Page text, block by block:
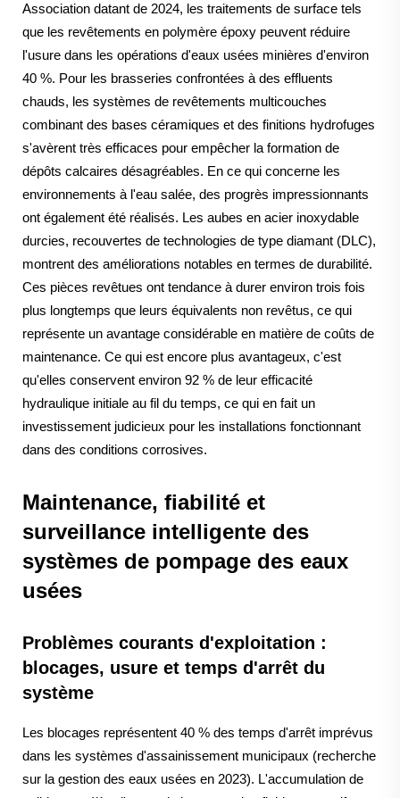
Association datant de 2024, les traitements de surface tels
que les revêtements en polymère époxy peuvent réduire
l'usure dans les opérations d'eaux usées minières d'environ
40 %. Pour les brasseries confrontées à des effluents
chauds, les systèmes de revêtements multicouches
combinant des bases céramiques et des finitions hydrofuges
s'avèrent très efficaces pour empêcher la formation de
dépôts calcaires désagréables. En ce qui concerne les
environnements à l'eau salée, des progrès impressionnants
ont également été réalisés. Les aubes en acier inoxydable
durcies, recouvertes de technologies de type diamant (DLC),
montrent des améliorations notables en termes de durabilité.
Ces pièces revêtues ont tendance à durer environ trois fois
plus longtemps que leurs équivalents non revêtus, ce qui
représente un avantage considérable en matière de coûts de
maintenance. Ce qui est encore plus avantageux, c'est
qu'elles conservent environ 92 % de leur efficacité
hydraulique initiale au fil du temps, ce qui en fait un
investissement judicieux pour les installations fonctionnant
dans des conditions corrosives.
Maintenance, fiabilité et
surveillance intelligente des
systèmes de pompage des eaux
usées
Problèmes courants d'exploitation :
blocages, usure et temps d'arrêt du
système
Les blocages représentent 40 % des temps d'arrêt imprévus
dans les systèmes d'assainissement municipaux (recherche
sur la gestion des eaux usées en 2023). L'accumulation de